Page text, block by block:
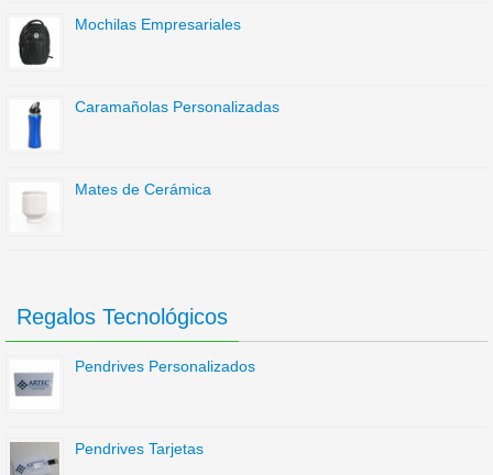
Mochilas Empresariales
Caramañolas Personalizadas
Mates de Cerámica
Regalos Tecnológicos
Pendrives Personalizados
Pendrives Tarjetas